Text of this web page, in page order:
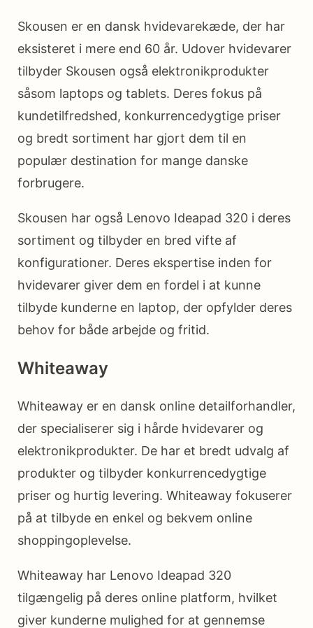
Skousen er en dansk hvidevarekæde, der har
eksisteret i mere end 60 år. Udover hvidevarer
tilbyder Skousen også elektronikprodukter
såsom laptops og tablets. Deres fokus på
kundetilfredshed, konkurrencedygtige priser
og bredt sortiment har gjort dem til en
populær destination for mange danske
forbrugere.
Skousen har også Lenovo Ideapad 320 i deres
sortiment og tilbyder en bred vifte af
konfigurationer. Deres ekspertise inden for
hvidevarer giver dem en fordel i at kunne
tilbyde kunderne en laptop, der opfylder deres
behov for både arbejde og fritid.
Whiteaway
Whiteaway er en dansk online detailforhandler,
der specialiserer sig i hårde hvidevarer og
elektronikprodukter. De har et bredt udvalg af
produkter og tilbyder konkurrencedygtige
priser og hurtig levering. Whiteaway fokuserer
på at tilbyde en enkel og bekvem online
shoppingoplevelse.
Whiteaway har Lenovo Ideapad 320
tilgængelig på deres online platform, hvilket
giver kunderne mulighed for at gennemse